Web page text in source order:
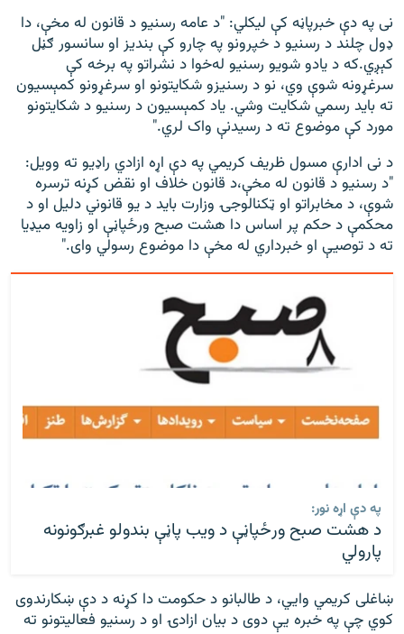
نی په دې خبرپاڼه کې لیکلي: "د عامه رسنیو د قانون له مخې، دا
ډول چلند د رسنیو د خپرونو په چارو کې بندیز او سانسور ګڼل
کېږي.که د يادو شویو رسنیو له‌خوا د نشراتو په برخه کې
سرغړونه شوې وي، نو د رسنيزو شکايتونو او سرغړونو کمېسيون
ته بايد رسمي شکايت وشي. یاد کمېسیون د رسنیو د شکایتونو
مورد کې موضوع ته د رسیدنې واک لري."
د نی ادارې مسول ظریف کریمي په دې اړه ازادي راډیو ته وویل:
"د رسنیو د قانون له مخې،د قانون خلاف او نقض کړنه ترسره
شوې، د مخابراتو او ټکنالوجۍ وزارت باید د یو قانوني دلیل او د
محکمې د حکم پر اساس دا هشت صبح ورځپاڼې او زاویه میډیا
ته د توصیې او خبرداري له مخې دا موضوع رسولي وای."
په دې اړه نور:
د هشت صبح ورځپاڼې د ویب پاڼې بندولو غبرګونونه
پارولي
ښاغلی کریمي وایي، د طالبانو د حکومت دا کړنه د دې ښکارندوی
کوي چې په خبره یې دوی د بیان ازادۍ او د رسنیو فعالیتونو ته